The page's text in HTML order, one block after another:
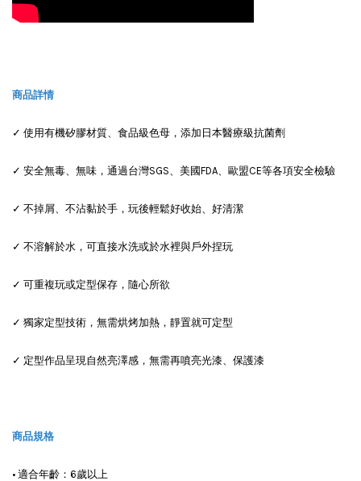
商品詳情
✓ 使用有機矽膠材質、食品級色母，添加日本醫療級抗菌劑
✓ 安全無毒、無味，通過台灣SGS、美國FDA、歐盟CE等各項安全檢驗
✓ 不掉屑、不沾黏於手，玩後輕鬆好收始、好清潔
✓ 不溶解於水，可直接水洗或於水裡與戶外捏玩
✓ 可重複玩或定型保存，隨心所欲
✓ 獨家定型技術，無需烘烤加熱，靜置就可定型
✓ 定型作品呈現自然亮澤感，無需再噴亮光漆、保護漆
商品規格
• 適合年齡：6歲以上